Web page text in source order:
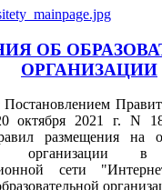
ОБ
ОРГАНИЗАЦИИ
Постановлением
октября 2021 г. N
размещения на
организации в
сети